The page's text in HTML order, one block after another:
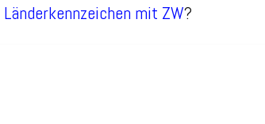
Länderkennzeichen mit ZW?